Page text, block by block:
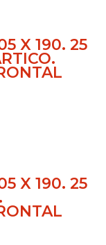
X 190. 25
X 190. 25